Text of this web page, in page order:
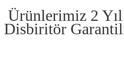
Ürünlerimiz 2
Disbiritör